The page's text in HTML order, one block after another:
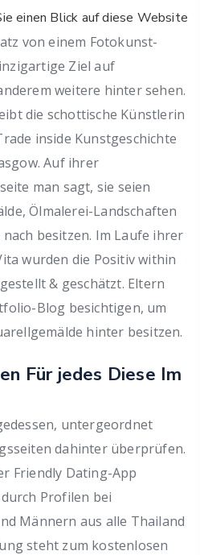
einen Blick auf diese Website
von einem Fotokunst-
Ziel auf
weitere hinter sehen.
die schottische Künstlerin
inside Kunstgeschichte
Auf ihrer
man sagt, sie seien
Ölmalerei-Landschaften
besitzen. Im Laufe ihrer
wurden die Positiv within
& geschätzt. Eltern
Blog besichtigen, um
hinter besitzen.
Für jedes Diese Im
untergeordnet
dahinter überprüfen.
Friendly Dating-App
Profilen bei
Männern aus alle Thailand
steht zum kostenlosen